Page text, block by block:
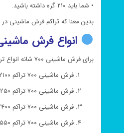
• شما باید ۲۱۰ گره داشته باشید.
بدین معنا که تراکم فرش ماشینی
انواع فرش ماشینی
برای فرش ماشینی ۷۰۰ شانه انواع تراکم ها وجود دارد که عبارتند از:
فرش ماشینی ۷۰۰ تراکم ۲۱۰۰
فرش ماشینی ۷۰۰ تراکم ۲۲۵۰
فرش ماشینی ۷۰۰ تراکم ۲۴۰۰
فرش ماشینی ۷۰۰ تراکم ۲۵۵۰